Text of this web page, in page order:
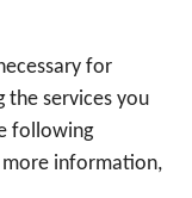
for
the services you
following
information,